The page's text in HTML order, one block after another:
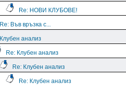
Re: НОВИ КЛУБОВЕ!
Re: Във връзка с...
Клубен анализ
Re: Клубен анализ
Re: Клубен анализ
Re: Клубен анализ